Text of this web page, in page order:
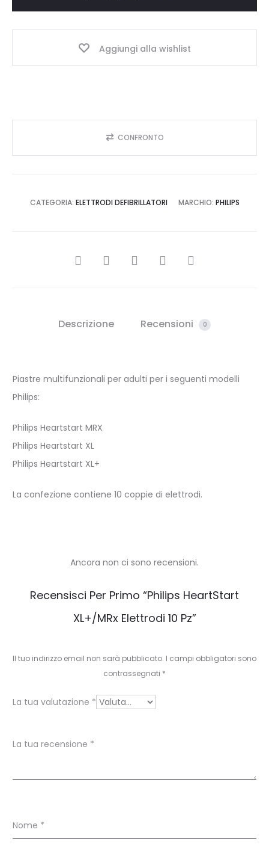
Aggiungi alla wishlist
CONFRONTO
CATEGORIA: ELETTRODI DEFIBRILLATORI MARCHIO: PHILIPS
CONDIVIDI
Descrizione Recensioni 0
Piastre multifunzionali per adulti per i seguenti modelli
Philips:
Philips Heartstart MRX
Philips Heartstart XL
Philips Heartstart XL+
La confezione contiene 10 coppie di elettrodi.
e
s
o
Ancora non ci sono recensioni.
Recensisci Per Primo “Philips HeartStart
XL+/MRx Elettrodi 10 Pz”
Il tuo indirizzo email non sarà pubblicato. I campi obbligatori sono
contrassegnati *
La tua valutazione *
La tua recensione *
Nome *